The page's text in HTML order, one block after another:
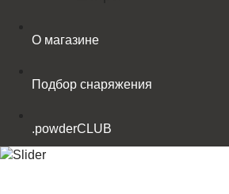
О магазине
Подбор снаряжения
.powderCLUB